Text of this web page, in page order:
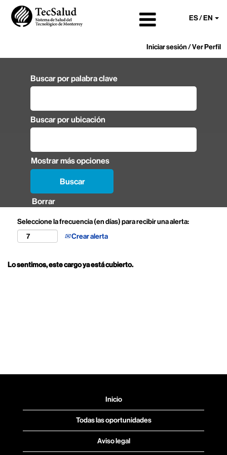
ES / EN
Iniciar sesión / Ver Perfil
Buscar por palabra clave
Buscar por ubicación
Mostrar más opciones
Borrar
Seleccione la frecuencia (en días) para recibir una alerta:
Crear alerta
Lo sentimos, este cargo ya está cubierto.
Inicio
Todas las oportunidades
Aviso legal